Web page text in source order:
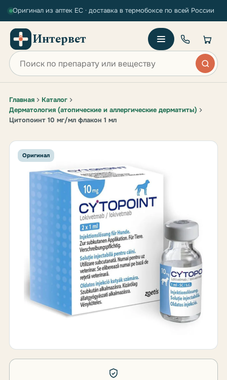
Оригинал из аптек ЕС · доставка в термобоксе по всей России
Интервет
Поиск по сайту
Главная
Каталог
Дерматология (атопические и аллергические дерматиты)
Цитопоинт 10 мг/мл флакон 1 мл
Оригинал